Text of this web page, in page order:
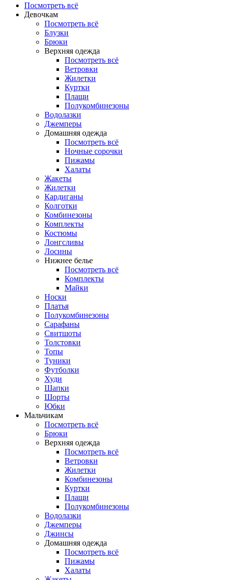
Посмотреть всё
Девочкам
Посмотреть всё
Блузки
Брюки
Верхняя одежда
Посмотреть всё
Ветровки
Жилетки
Куртки
Плащи
Полукомбинезоны
Водолазки
Джемперы
Домашняя одежда
Посмотреть всё
Ночные сорочки
Пижамы
Халаты
Жакеты
Жилетки
Кардиганы
Колготки
Комбинезоны
Комплекты
Костюмы
Лонгсливы
Лосины
Нижнее белье
Посмотреть всё
Комплекты
Майки
Носки
Платья
Полукомбинезоны
Сарафаны
Свитшоты
Толстовки
Топы
Туники
Футболки
Худи
Шапки
Шорты
Юбки
Мальчикам
Посмотреть всё
Брюки
Верхняя одежда
Посмотреть всё
Ветровки
Жилетки
Комбинезоны
Куртки
Плащи
Полукомбинезоны
Водолазки
Джемперы
Джинсы
Домашняя одежда
Посмотреть всё
Пижамы
Халаты